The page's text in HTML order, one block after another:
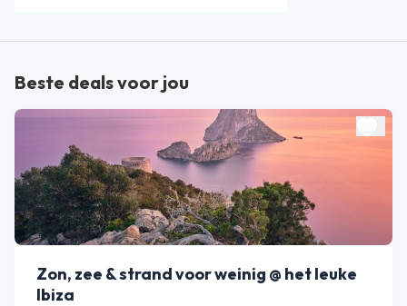
Beste deals voor jou
Zon, zee & strand voor weinig @ het leuke
Ibiza